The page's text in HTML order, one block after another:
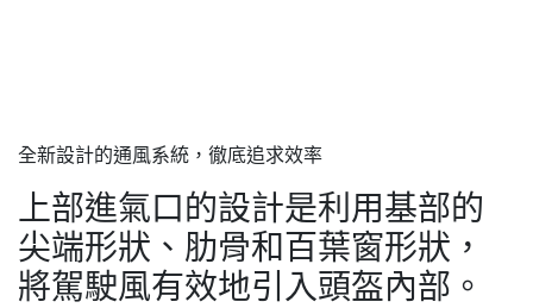
全新設計的通風系統，徹底追求效率
上部進氣口的設計是利用基部的
尖端形狀、肋骨和百葉窗形狀，
將駕駛風有效地引入頭盔內部。